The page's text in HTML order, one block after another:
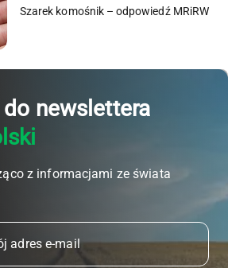
Szarek komośnik – odpowiedź MRiRW
do newslettera
z informacjami ze świata